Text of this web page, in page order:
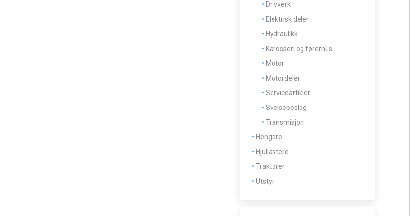
Drivverk
Elektrisk deler
Hydraulikk
Karosseri og førerhus
Motor
Motordeler
Serviceartikler
Sveisebeslag
Transmisjon
Hengere
Hjullastere
Traktorer
Utstyr